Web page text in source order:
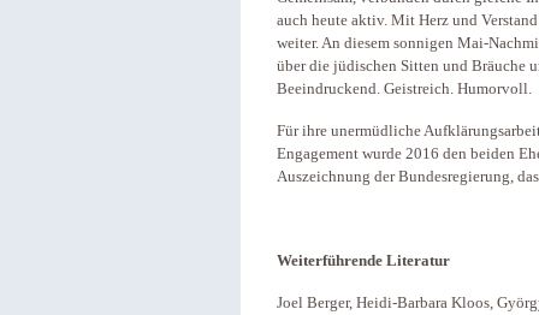
auch heute aktiv. Mit Herz und
weiter. An diesem sonnigen Mai-
über die jüdischen Sitten und Bräuche
Beeindruckend. Geistreich. Humorvoll.
Für ihre unermüdliche
Engagement wurde 2016 den beiden
Auszeichnung der Bundesregierung,
Weiterführende Literatur
Joel Berger, Heidi-Barbara Kloos,